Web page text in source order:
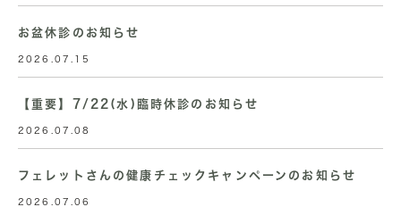
お盆休診のお知らせ
2026.07.15
【重要】7/22(水)臨時休診のお知らせ
2026.07.08
フェレットさんの健康チェックキャンペーンのお知らせ
2026.07.06